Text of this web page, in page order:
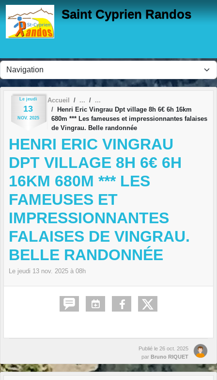
Saint Cyprien Randos
Le jeudi
13
NOV. 2025
Accueil
Henri Eric Vingrau Dpt village 8h 6€ 6h 16km
680m *** Les fameuses et impressionnantes falaises
de Vingrau. Belle randonnée
HENRI ERIC VINGRAU
DPT VILLAGE 8H 6€ 6H
16KM 680M *** LES
FAMEUSES ET
IMPRESSIONNANTES
FALAISES DE VINGRAU.
BELLE RANDONNÉE
Le jeudi 13 nov. 2025 à 08h
Publié le 26 oct. 2025
par Bruno RIQUET
Panneau de gestion des cookies